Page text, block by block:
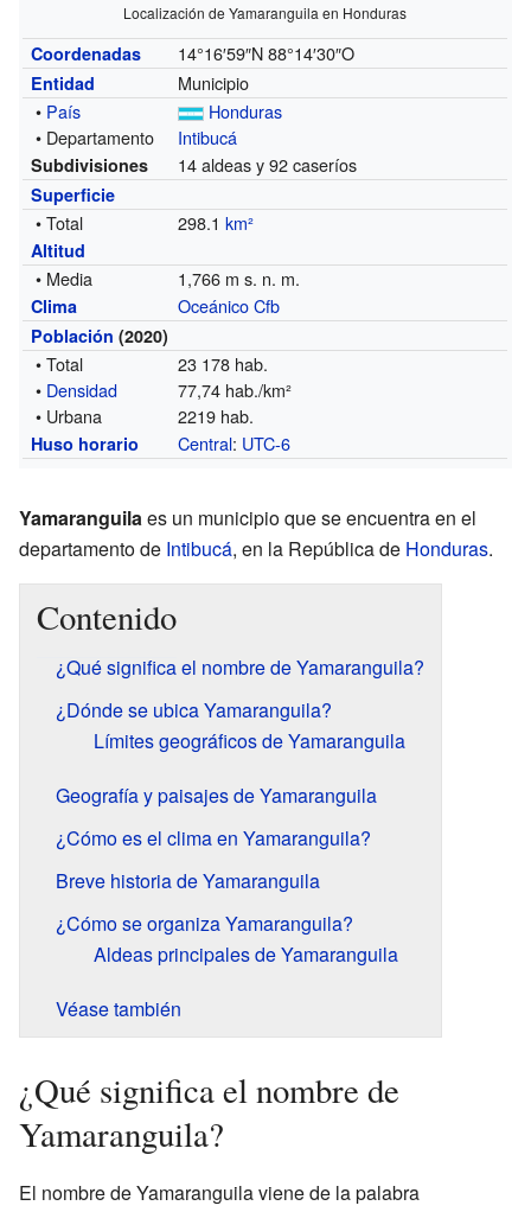
Localización de Yamaranguila en Honduras
Coordenadas 14°16′59″N 88°14′30″O
Entidad
Municipio
• País
Honduras
• Departamento
Intibucá
Subdivisiones 14 aldeas y 92 caseríos
Superficie
• Total 298.1km²
Altitud
• Media 1,766 m s. n. m.
Clima Oceánico Cfb
Población (2020)
• Total
23 178 hab.
• Densidad
77,74 hab./km²
• Urbana
2219 hab.
Huso horario Central: UTC-6
Yamaranguilaes un municipio que se encuentra en el
departamento de Intibucá, en la República de Honduras.
Contenido
¿Qué significa el nombre de Yamaranguila?
¿Dónde se ubica Yamaranguila?
Límites geográficos de Yamaranguila
Geografía y paisajes de Yamaranguila
¿Cómo es el clima en Yamaranguila?
Breve historia de Yamaranguila
¿Cómo se organiza Yamaranguila?
Aldeas principales de Yamaranguila
Véase también
¿Qué significa el nombre de
Yamaranguila?
El nombre de Yamaranguila viene de la palabra